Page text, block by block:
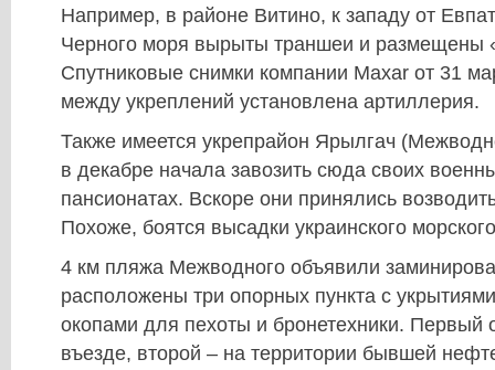
Например, в районе Витино, к западу от
Черного моря вырыты траншеи и размещены
Спутниковые снимки компании Maxar от 31
между укреплений установлена артиллерия.
Также имеется укрепрайон Ярылгач
в декабре начала завозить сюда своих
пансионатах. Вскоре они принялись
Похоже, боятся высадки украинского
4 км пляжа Межводного объявили
расположены три опорных пункта с
окопами для пехоты и бронетехники. Первый
въезде, второй – на территории бывшей